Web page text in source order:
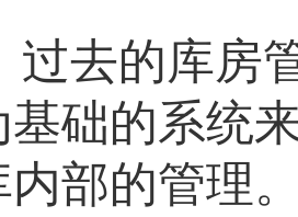
的库房管
基础的系统
内部的管理